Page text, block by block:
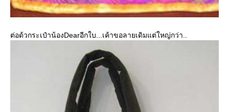
ต่อด้วกระเป๋าน้องDearอีกใบ...เค้าขอลายเดิมแต่ใหญ่กว่า..